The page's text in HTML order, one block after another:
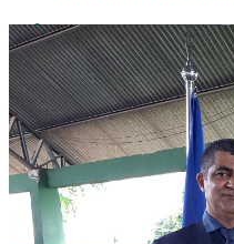
DESTAQUE3 dias ago
MONSTROS: Casal
nascido após parto; “Não
DESTAQUE2 semanas
Porto Velho entra no